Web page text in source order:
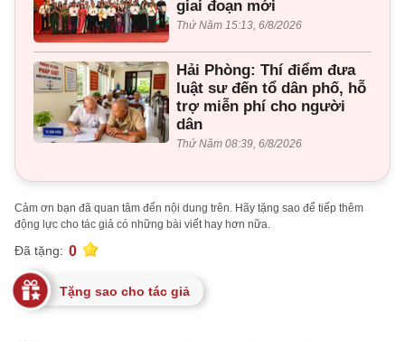
giai đoạn mới
Thứ Năm 15:13, 6/8/2026
Hải Phòng: Thí điểm đưa
luật sư đến tổ dân phố, hỗ
trợ miễn phí cho người
dân
Thứ Năm 08:39, 6/8/2026
Cảm ơn bạn đã quan tâm đến nội dung trên. Hãy tặng sao để tiếp thêm
động lực cho tác giả có những bài viết hay hơn nữa.
Đã tặng: 0
Tặng sao cho tác giả